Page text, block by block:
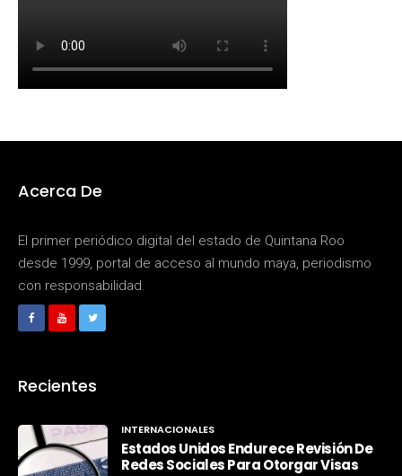
Acerca De
El primer periódico digital del estado de Quintana Roo
desde 1999, portal de acceso al mundo maya, periodismo
con responsabilidad.
Recientes
INTERNACIONALES
Estados Unidos Endurece Revisión De
Redes Sociales Para Otorgar Visas